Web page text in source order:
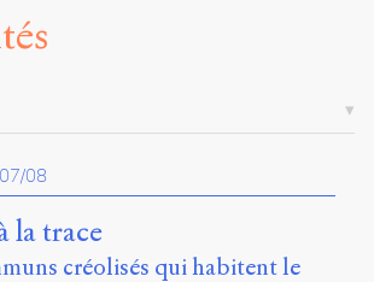
08
la trace
créolisés qui habitent le